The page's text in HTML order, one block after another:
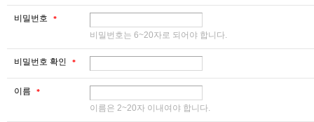
비밀번호 *
비밀번호는 6~20자로 되어야 합니다.
비밀번호 확인 *
이름 *
이름은 2~20자 이내여야 합니다.